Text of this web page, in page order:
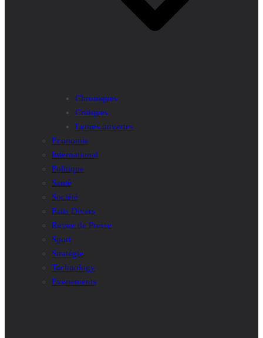
Chroniques
Critiques
Lettres ouvertes
Economie
International
Politique
Santé
Société
Faits Divers
Revue de Presse
Sport
Stratégie
Technology
Evenements